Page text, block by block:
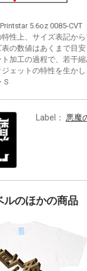
5.6oz 0085-CVT
性上、サイズ表記から
の数値はあくまで目
加工の過程で、若干縮
ェットの特性を生かし
S
Label： 悪魔
ルのほかの商品